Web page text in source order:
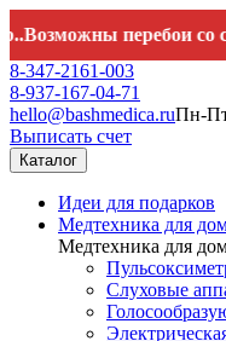
перебои со связью.
8-347-2161-003
8-937-167-04-71
hello@bashmedica.ruПн-
Выписать счет
Каталог
Идеи для подарков
Медтехника для
Медтехника для
Слуховые